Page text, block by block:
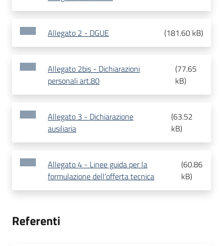
Allegato 2 - DGUE (181.60 kB)
Allegato 2bis - Dichiarazioni
personali art.80
(77.65
kB)
Allegato 3 - Dichiarazione
ausiliaria
(63.52
kB)
Allegato 4 - Linee guida per la
formulazione dell'offerta tecnica
(60.86
kB)
Referenti